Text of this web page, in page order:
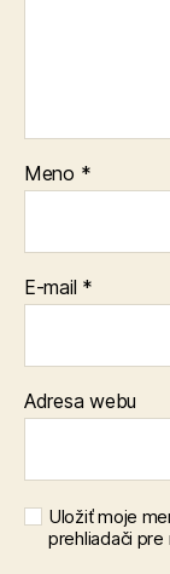
Meno *
E-mail *
Adresa webu
Uložiť moje
prehliadači